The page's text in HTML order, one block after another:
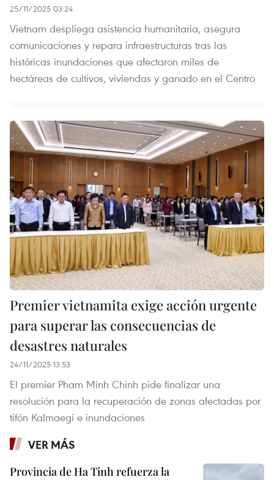
25/11/2025 03:24
Vietnam despliega asistencia humanitaria, asegura
comunicaciones y repara infraestructuras tras las
históricas inundaciones que afectaron miles de
hectáreas de cultivos, viviendas y ganado en el Centro
Premier vietnamita exige acción urgente
para superar las consecuencias de
desastres naturales
24/11/2025 13:53
El premier Pham Minh Chinh pide finalizar una
resolución para la recuperación de zonas afectadas por
tifón Kalmaegi e inundaciones
VER MÁS
Provincia de Ha Tinh refuerza la